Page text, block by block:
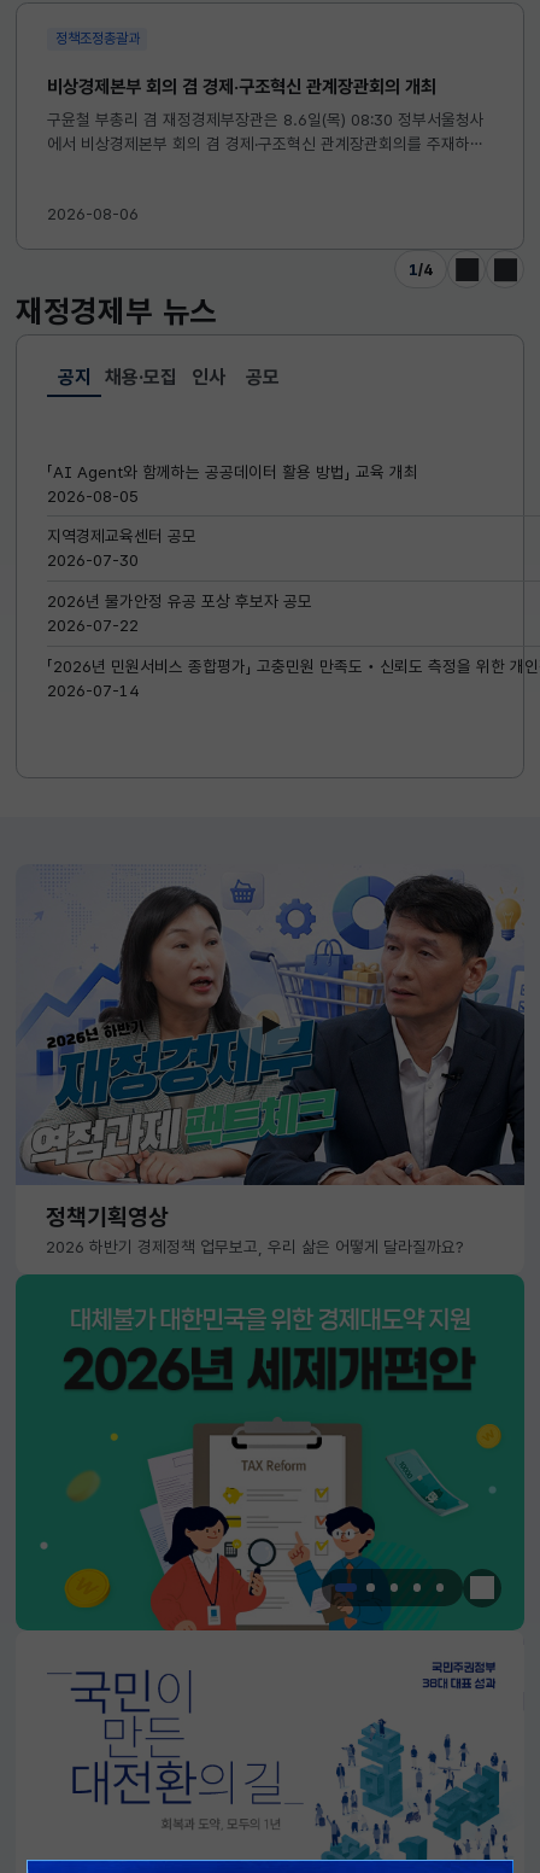
KOSPI
국고채(3년) 3.742 0.073(상승)
정책조정총괄과
비상경제본부 회의 겸 경제·구조혁신 관계장관회의 개최
구윤철 부총리 겸 재정경제부장관은 8.6일(목) 08:30 정부서울청사
에서 비상경제본부 회의 겸 경제·구조혁신 관계장관회의를 주재하였
2026-08-06
1/4
이전 다음
재정경제부 뉴스
공지
선택됨
공지
「AI Agent와 함께하는 공공데이터 활용 방법」 교육 개최
2026-08-05
지역경제교육센터 공모
2026-07-30
2026년 물가안정 유공 포상 후보자 공모
2026-07-22
「2026년 민원서비스 종합평가」 고충민원 만족도‧신뢰도 측정을 위한 개
2026-07-14
채용·모집 인사 공모
정책기획영상
2026 하반기 경제정책 업무보고, 우리 삶은 어떻게 달라질까요?
한눈에